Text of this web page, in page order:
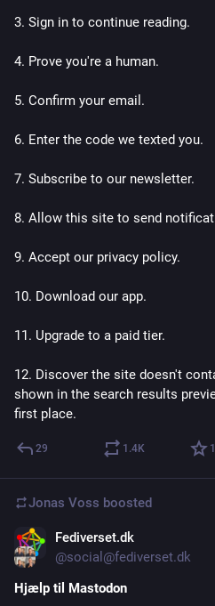
3. Sign in to continue reading.
4. Prove you're a human.
5. Confirm your email.
6. Enter the code we texted you.
7. Subscribe to our newsletter.
8. Allow this site to send
9. Accept our privacy policy.
10. Download our app.
11. Upgrade to a paid tier.
12. Discover the site doesn't
shown in the search results
first place.
29 1.4K
Jonas Voss boosted
Fediverset.dk
@social@fediverset.dk
Hjælp til Mastodon